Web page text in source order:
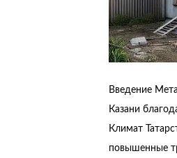
Введение
Казани
Климат
повышенные